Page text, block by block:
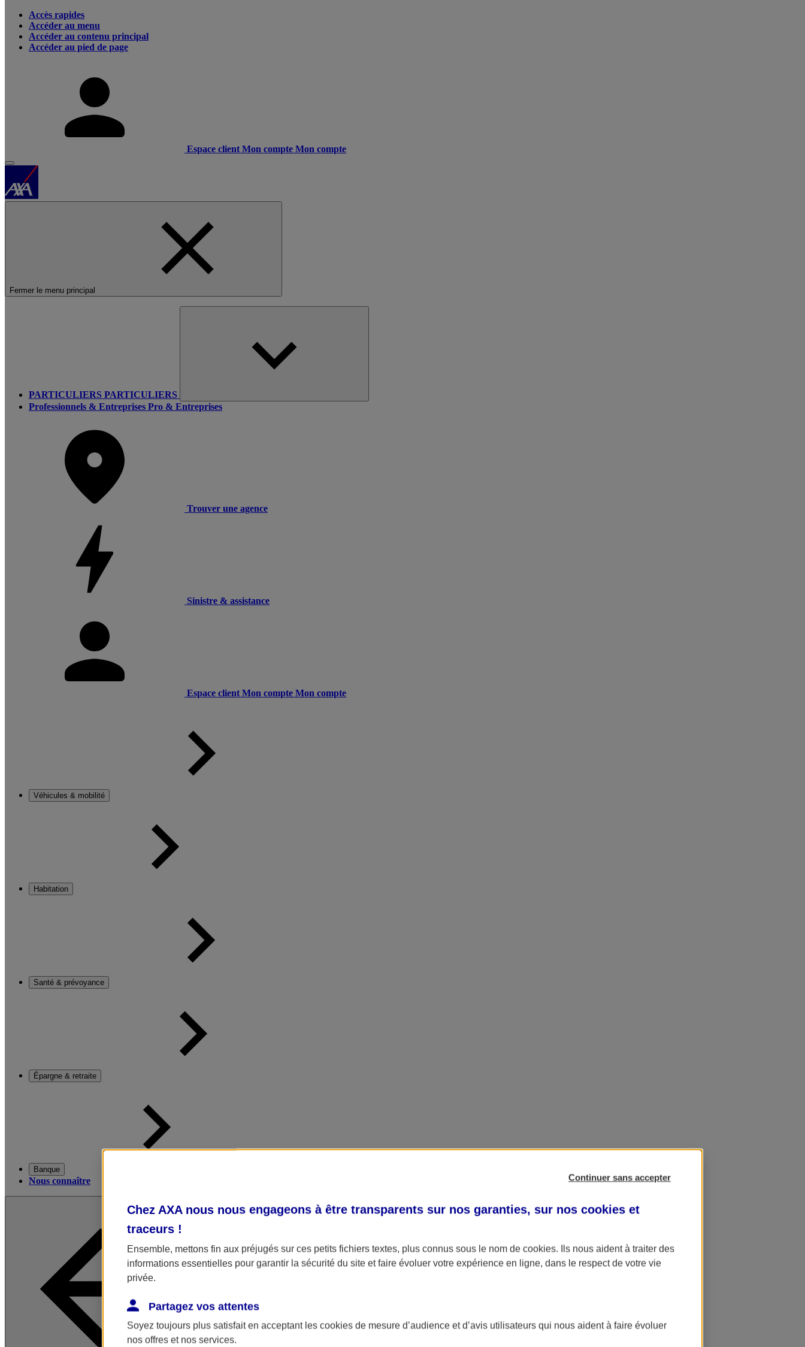
Accès rapides
Accéder au menu
Accéder au contenu principal
Accéder au pied de page
Espace client Mon compte Mon compte
Fermer le menu principal
PARTICULIERS PARTICULIERS
Professionnels & Entreprises Pro & Entreprises
Trouver une agence
Sinistre & assistance
Espace client Mon compte Mon compte
Véhicules & mobilité
Habitation
Santé & prévoyance
Épargne & retraite
Banque
Nous connaître Continuer sans accepter
Chez AXA nous nous engageons à être transparents sur nos garanties, sur nos cookies et
traceurs !
Ensemble, mettons fin aux préjugés sur ces petits fichiers textes, plus connus sous le nom de cookies. Ils nous aident à traiter des
informations essentielles pour garantir la sécurité du site et faire évoluer votre expérience en ligne, dans le respect de votre vie
privée.
Partagez vos attentes
Soyez toujours plus satisfait en acceptant les cookies de mesure d’audience et d’avis utilisateurs qui nous aident à faire évoluer
nos offres et nos services.